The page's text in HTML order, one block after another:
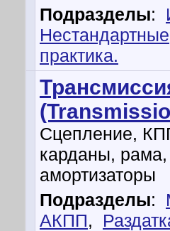
Подразделы:
Нестандартные
практика.
Сцепление,
карданы,
амортизаторы
Подразделы:
АКПП,